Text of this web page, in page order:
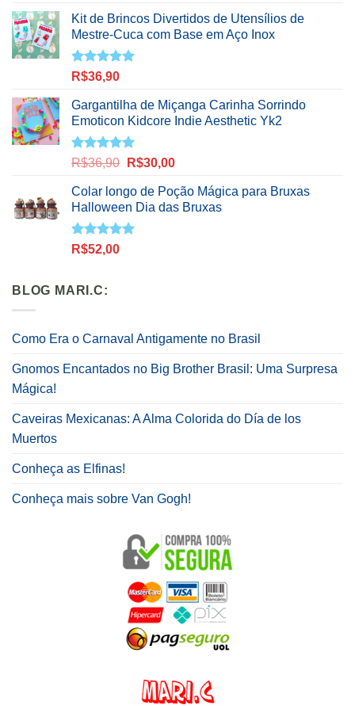
Kit de Brincos Divertidos de Utensílios de
Mestre-Cuca com Base em Aço Inox
Avaliação
R$36,90
Gargantilha de Miçanga Carinha Sorrindo
Emoticon Kidcore Indie Aesthetic Yk2
Avaliação
R$36,90 O
original
era:
R$36,90.
R$30,00O
atual
é:
Colar longo de Poção Mágica para Bruxas
Halloween Dia das Bruxas
Avaliação
R$52,00
BLOG MARI.C:
Como Era o Carnaval Antigamente no Brasil
Gnomos Encantados no Big Brother Brasil: Uma Surpresa
Mágica!
Caveiras Mexicanas: A Alma Colorida do Día de los
Muertos
Conheça as Elfinas!
Conheça mais sobre Van Gogh!